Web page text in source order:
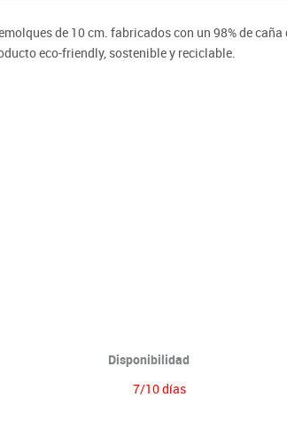
Stem
Tinkering
bancos y taburetes
de 10 cm. fabricados con un 98% de
eco-friendly, sostenible y reciclable.
Disponibilidad
7/10 días